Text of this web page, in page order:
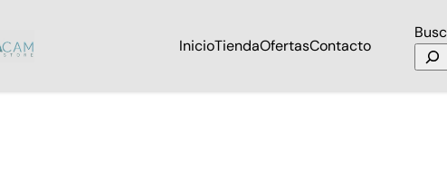
InicioTiendaOfertasContacto